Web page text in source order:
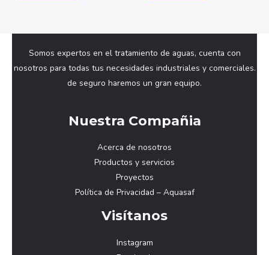
Somos expertos en el tratamiento de aguas, cuenta con
nosotros para todas tus necesidades industriales y comerciales.
de seguro haremos un gran equipo.
Nuestra Compañia
Acerca de nosotros
Productos y servicios
Proyectos
Política de Privacidad – Aquasaf
Visítanos
Instagram